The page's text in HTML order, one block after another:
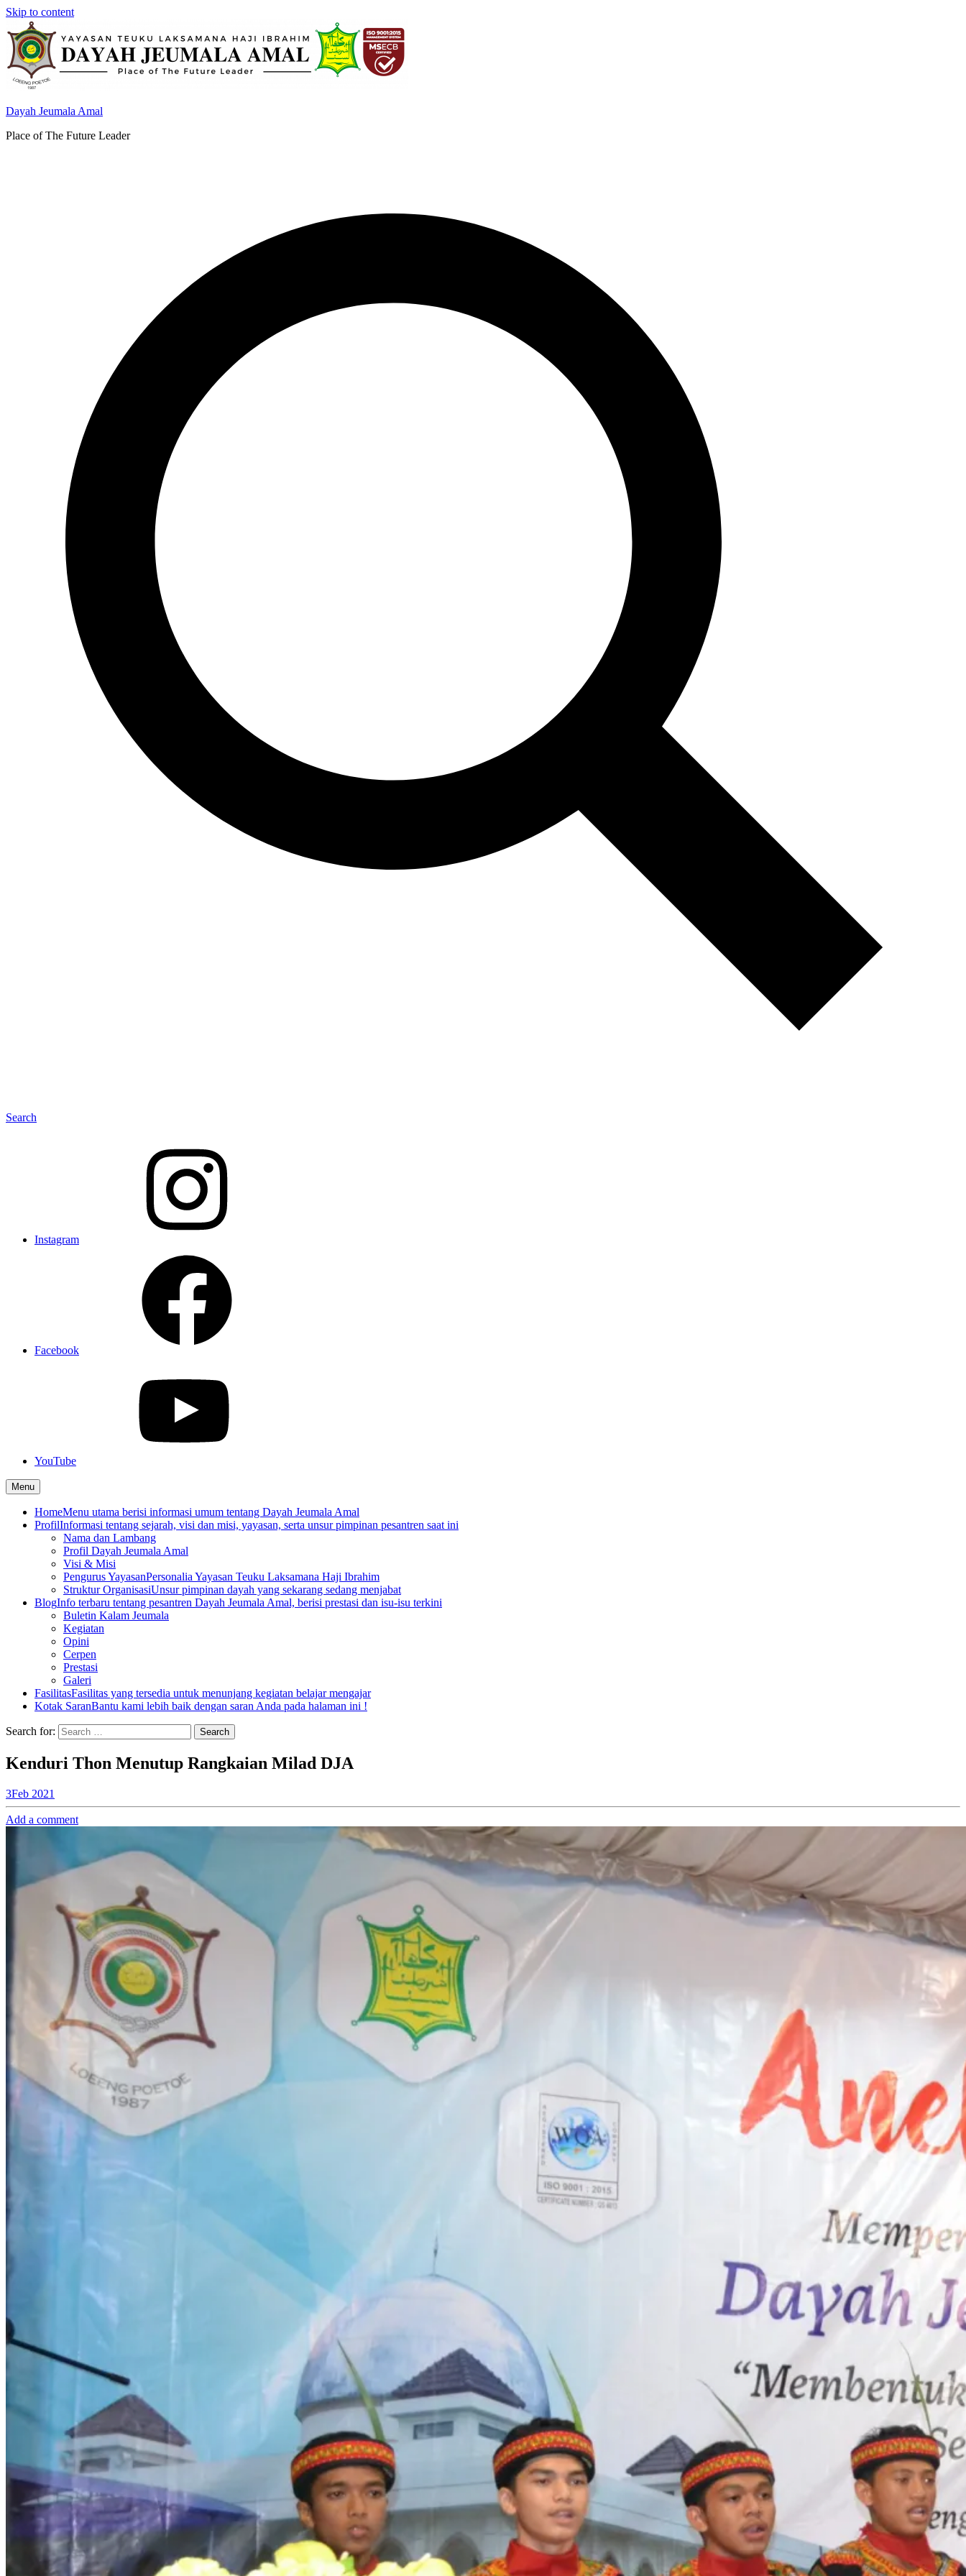
Skip to content
Dayah Jeumala Amal
Place of The Future Leader
Search
Instagram
Facebook
YouTube
Menu
HomeMenu utama berisi informasi umum tentang Dayah Jeumala Amal
ProfilInformasi tentang sejarah, visi dan misi, yayasan, serta unsur pimpinan pesantren saat ini
Nama dan Lambang
Profil Dayah Jeumala Amal
Visi & Misi
Pengurus YayasanPersonalia Yayasan Teuku Laksamana Haji Ibrahim
Struktur OrganisasiUnsur pimpinan dayah yang sekarang sedang menjabat
BlogInfo terbaru tentang pesantren Dayah Jeumala Amal, berisi prestasi dan isu-isu terkini
Buletin Kalam Jeumala
Kegiatan
Opini
Cerpen
Prestasi
Galeri
FasilitasFasilitas yang tersedia untuk menunjang kegiatan belajar mengajar
Kotak SaranBantu kami lebih baik dengan saran Anda pada halaman ini !
Search for:
Kenduri Thon Menutup Rangkaian Milad DJA
3Feb 2021
Add a comment